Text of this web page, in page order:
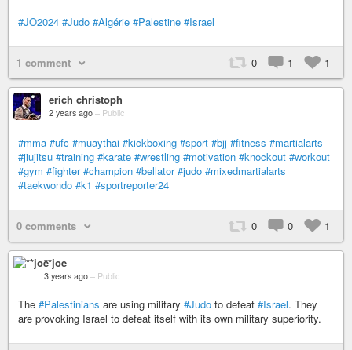
#JO2024 #Judo #Algérie #Palestine #Israel
1 comment 0 1 1
erich christoph
2 years ago – Public
#mma #ufc #muaythai #kickboxing #sport #bjj #fitness #martialarts
#jiujitsu #training #karate #wrestling #motivation #knockout #workout
#gym #fighter #champion #bellator #judo #mixedmartialarts
#taekwondo #k1 #sportreporter24
0 comments 0 0 1
**joe
3 years ago – Public
The #Palestinians are using military #Judo to defeat #Israel. They
are provoking Israel to defeat itself with its own military superiority.